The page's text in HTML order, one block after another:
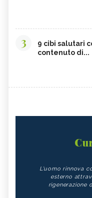
3
9 cibi salutari
contenuto di...
L'uomo rinnova
esterno
rigenerazione